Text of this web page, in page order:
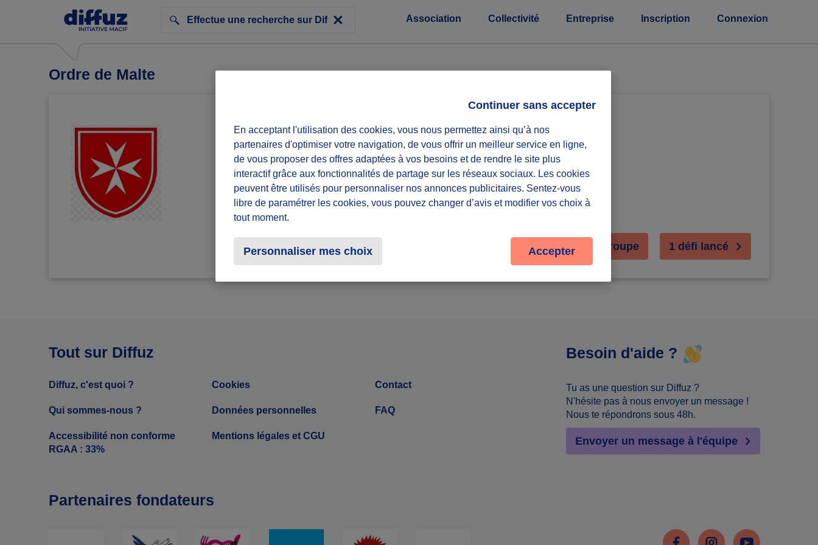
Association Collectivité Entreprise Inscription Connexion
Ordre de Malte
Rejoindre le groupe 1 défi lancé
Tout sur Diffuz
Diffuz, c'est quoi ?
Qui sommes-nous ?
Accessibilité non conforme
RGAA : 33%
Cookies
Données personnelles
Mentions légales et CGU
Contact
FAQ
Besoin d'aide ?
Tu as une question sur Diffuz ?
N'hésite pas à nous envoyer un message !
Nous te répondrons sous 48h.
Envoyer un message à l'équipe
Partenaires fondateurs
FacebookInstagramYoutube
En acceptant l'utilisation des cookies, vous nous permettez ainsi qu’à nos
partenaires d'optimiser votre navigation, de vous offrir un meilleur service en ligne,
de vous proposer des offres adaptées à vos besoins et de rendre le site plus
interactif grâce aux fonctionnalités de partage sur les réseaux sociaux. Les cookies
peuvent être utilisés pour personnaliser nos annonces publicitaires. Sentez-vous
libre de paramétrer les cookies, vous pouvez changer d’avis et modifier vos choix à
tout moment.
Personnaliser mes choix
Continuer sans accepter
Accepter